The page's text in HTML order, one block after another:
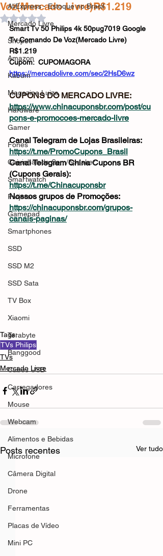
AliExpress - Estoque no Brasil
Mercado Livre
Shopee
Amazon
Kabum
Magazine Luiza
Hardware
Gamer
Fones
Caixinhas de Som/Speaker
Smartwatch
Projetor
Gamepad
Smartphones
SSD
SSD M2
SSD Sata
TV Box
Xiaomi
Terabyte
Banggood
Cabos USB
Carregadores
Mouse
Webcam
Alimentos e Bebidas
Microfone
Câmera Digital
Drone
Ferramentas
Placas de Vídeo
Mini PC
Voz(Mercado Livre)R$1.219
Avaliado com NaN de 5 estrelas.
Smart Tv 50 Philips 4k 50pug7019 Google
Tv Comando De Voz(Mercado Livre)
R$1.219
Cupom:  CUPOMAGORA
https://mercadolivre.com/sec/2HsD6wz
CUPONS DO MERCADO LIVRE:
https://www.chinacuponsbr.com/post/cu
pons-e-promocoes-mercado-livre
Canal Telegram de Lojas Brasileiras:
https://t.me/PromoCupons_Brasil
Canal Telegram China Cupons BR
(Cupons Gerais):
https://t.me/Chinacuponsbr
Nossos grupos de Promoções:
https://chinacuponsbr.com/grupos-
canais-paginas/
Tags:
TVs Philips
TVs
Mercado Livre
Posts recentes Ver tudo